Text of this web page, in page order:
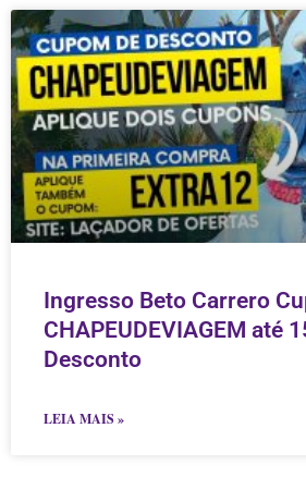
Ingresso Beto Carrero
CHAPEUDEVIAGEM até
Desconto
LEIA MAIS »